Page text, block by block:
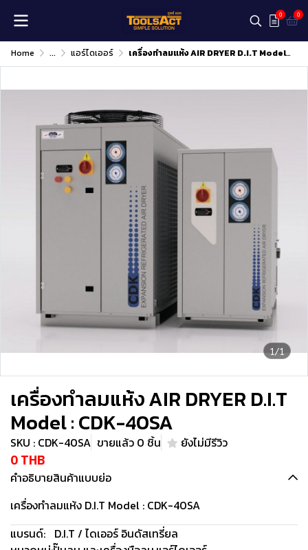
0 0
Home ... แอร์ไดเออร์ เครื่องทำลมแห้ง AIR DRYER D.I.T Model : CDK-40SA
1/1
เครื่องทำลมแห้ง AIR DRYER D.I.T
Model : CDK-40SA
SKU : CDK-40SA ขายแล้ว 0 ชิ้น ยังไม่มีรีวิว
0 THB
คำอธิบายสินค้าแบบย่อ
เครื่องทำลมแห้ง D.I.T Model : CDK-40SA
แบรนด์: D.I.T / ไดเออร์ อินดัสเทรี่ยล